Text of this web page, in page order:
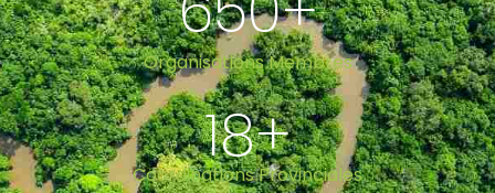
Organisations Membres
Coordinations Provinciales
18+